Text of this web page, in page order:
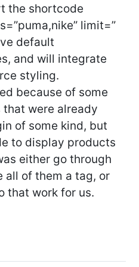
the shortcode
limit=”
default
and will integrate
styling.
because of some
were already
of some kind, but
to display products
either go through
all of them a tag, or
that work for us.